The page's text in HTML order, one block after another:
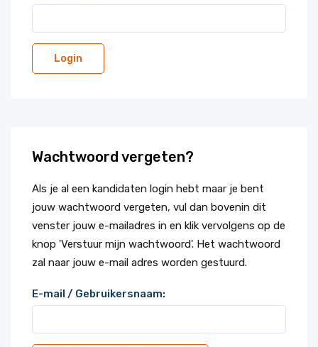
Wachtwoord vergeten?
Als je al een kandidaten login hebt maar je bent
jouw wachtwoord vergeten, vul dan bovenin dit
venster jouw e-mailadres in en klik vervolgens op de
knop 'Verstuur mijn wachtwoord'. Het wachtwoord
zal naar jouw e-mail adres worden gestuurd.
E-mail / Gebruikersnaam: